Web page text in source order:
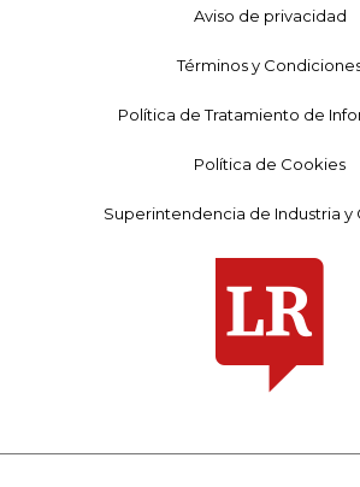
Aviso de privacidad
Términos y
Política de Tratamiento de
Política de Cookies
Superintendencia de Industria y